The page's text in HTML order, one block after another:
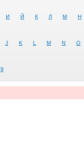
И Й К Л М Н
J K L M N O
9